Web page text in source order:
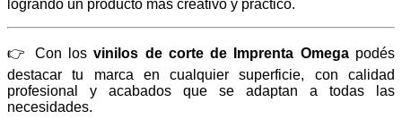
logrando un producto más creativo y práctico.
👉 Con losvinilos de corte de Imprenta Omegapodés
destacar tu marca en cualquier superficie, con calidad
profesional y acabados que se adaptan a todas las
necesidades.